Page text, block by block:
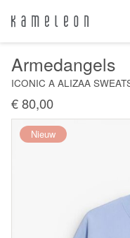
Armedangels
ICONIC A ALIZAA
€ 80,00
Nieuw